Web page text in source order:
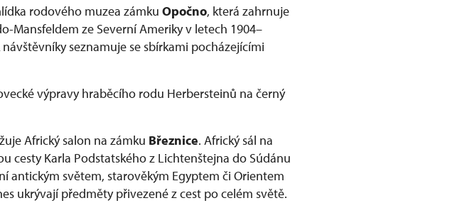
rodového muzea zámku Opočno, která zahrnuje
Mansfeldem ze Severní Ameriky v letech 1904–
seznamuje se sbírkami pocházejícími
výpravy hraběcího rodu Herbersteinů na černý
Africký salon na zámku Březnice. Africký sál na
cesty Karla Podstatského z Lichtenštejna do Súdánu
antickým světem, starověkým Egyptem či Orientem
ukrývají předměty přivezené z cest po celém světě.